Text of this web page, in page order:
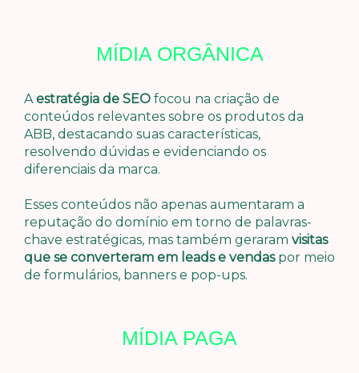
MÍDIA ORGÂNICA
Aestratégia de SEO focou na criação de
conteúdos relevantes sobre os produtos da
ABB, destacando suas características,
resolvendo dúvidas e evidenciando os
diferenciais da marca.
Esses conteúdos não apenas aumentaram a
reputação do domínio em torno de palavras-
chave estratégicas, mas também geraram visitas
que se converteram em leads e vendaspor meio
de formulários, banners e pop-ups.
MÍDIA PAGA